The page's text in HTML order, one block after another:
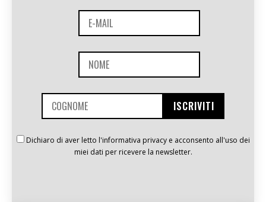
Dichiaro di aver letto l'informativa privacy e acconsento all'uso dei
miei dati per ricevere la newsletter.